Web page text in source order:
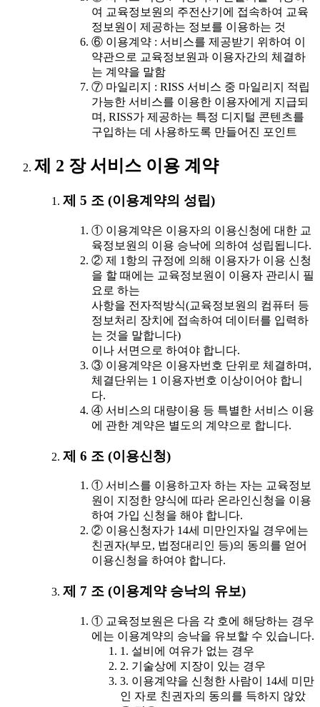
여 교육정보원의 주전산기에 접속하여 교육
정보원이 제공하는 정보를 이용하는 것
⑥ 이용계약 : 서비스를 제공받기 위하여 이
약관으로 교육정보원과 이용자간의 체결하
는 계약을 말함
⑦ 마일리지 : RISS 서비스 중 마일리지 적립
가능한 서비스를 이용한 이용자에게 지급되
며, RISS가 제공하는 특정 디지털 콘텐츠를
구입하는 데 사용하도록 만들어진 포인트
제 2 장 서비스 이용 계약
제 5 조 (이용계약의 성립)
① 이용계약은 이용자의 이용신청에 대한 교
육정보원의 이용 승낙에 의하여 성립됩니다.
② 제 1항의 규정에 의해 이용자가 이용 신청
을 할 때에는 교육정보원이 이용자 관리시 필
요로 하는
사항을 전자적방식(교육정보원의 컴퓨터 등
정보처리 장치에 접속하여 데이터를 입력하
는 것을 말합니다)
이나 서면으로 하여야 합니다.
③ 이용계약은 이용자번호 단위로 체결하며,
체결단위는 1 이용자번호 이상이어야 합니
다.
④ 서비스의 대량이용 등 특별한 서비스 이용
에 관한 계약은 별도의 계약으로 합니다.
제 6 조 (이용신청)
① 서비스를 이용하고자 하는 자는 교육정보
원이 지정한 양식에 따라 온라인신청을 이용
하여 가입 신청을 해야 합니다.
② 이용신청자가 14세 미만인자일 경우에는
친권자(부모, 법정대리인 등)의 동의를 얻어
이용신청을 하여야 합니다.
제 7 조 (이용계약 승낙의 유보)
① 교육정보원은 다음 각 호에 해당하는 경우
에는 이용계약의 승낙을 유보할 수 있습니다.
1. 설비에 여유가 없는 경우
2. 기술상에 지장이 있는 경우
3. 이용계약을 신청한 사람이 14세 미만
인 자로 친권자의 동의를 득하지 않았